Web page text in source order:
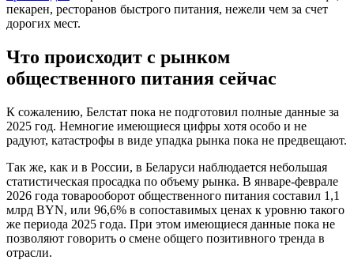
пекарен, ресторанов быстрого питания, нежели чем за счет
дорогих мест.
Что происходит с рынком
общественного питания сейчас
К сожалению, Белстат пока не подготовил полные данные за
2025 год. Немногие имеющиеся цифры хотя особо и не
радуют, катастрофы в виде упадка рынка пока не предвещают.
Так же, как и в России, в Беларуси наблюдается небольшая
статистическая просадка по объему рынка. В январе-феврале
2026 года товарооборот общественного питания составил 1,1
млрд BYN, или 96,6% в сопоставимых ценах к уровню такого
же периода 2025 года. При этом имеющиеся данные пока не
позволяют говорить о смене общего позитивного тренда в
отрасли.